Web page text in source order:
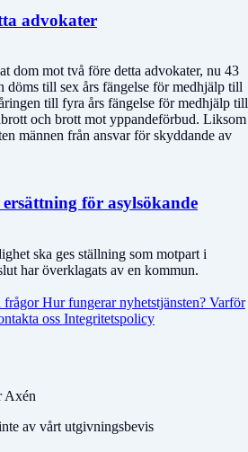
advokater
dom mot två före detta advokater, nu 43
döms till sex års fängelse för medhjälp till
till fyra års fängelse för medhjälp till
och brott mot yppandeförbud. Liksom
männen från ansvar för skyddande av
för asylsökande
ska ges ställning som motpart i
har överklagats av en kommun.
frågorHur fungerar nyhetstjänsten? Varför
oss Integritetspolicy
Axén
av vårt utgivningsbevis